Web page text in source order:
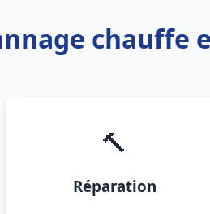
chauffe
🔨
Réparation